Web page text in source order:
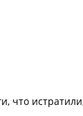
что